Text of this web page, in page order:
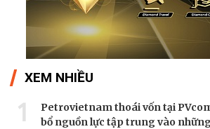
XEM NHIỀU
1
Petrovietnam thoái vốn tại
bổ nguồn lực tập trung vào